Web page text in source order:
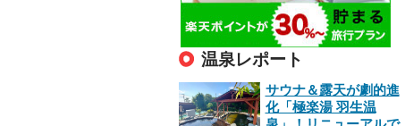
温泉レポート
サウナ＆露天が劇的進
化「極楽湯 羽生温